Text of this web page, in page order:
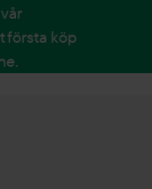
första köp